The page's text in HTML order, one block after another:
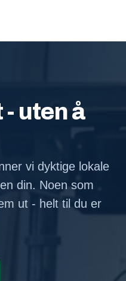
- uten å
vi dyktige lokale
din. Noen som
ut - helt til du er